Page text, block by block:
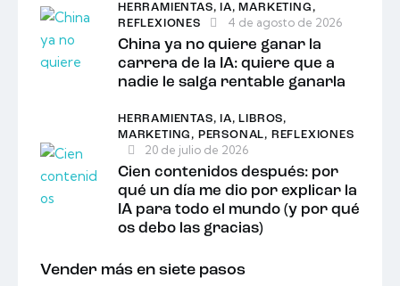
HERRAMIENTAS,
IA, MARKETING,
REFLEXIONES
4 de agosto de 2026
China ya no quiere ganar la
carrera de la IA: quiere que a
nadie le salga rentable ganarla
HERRAMIENTAS, IA, LIBROS,
MARKETING, PERSONAL, REFLEXIONES
20 de julio de 2026
Cien contenidos después: por
qué un día me dio por explicar la
IA para todo el mundo (y por qué
os debo las gracias)
Vender más en siete pasos